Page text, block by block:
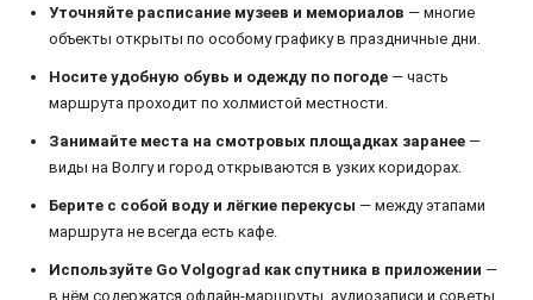
Уточняйте расписание музеев и мемориалов — многие
объекты открыты по особому графику в праздничные дни.
Носите удобную обувь и одежду по погоде — часть
маршрута проходит по холмистой местности.
Занимайте места на смотровых площадках заранее —
виды на Волгу и город открываются в узких коридорах.
Берите с собой воду и лёгкие перекусы — между этапами
маршрута не всегда есть кафе.
Используйте Go Volgograd как спутника в приложении —
в нём содержатся офлайн-маршруты, аудиозаписи и советы